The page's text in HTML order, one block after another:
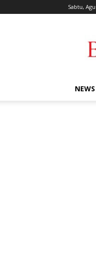
Sabtu,
NEWS